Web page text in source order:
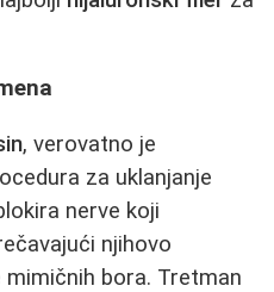
, verovatno je
za uklanjanje
nerve koji
njihovo
bora. Tretman